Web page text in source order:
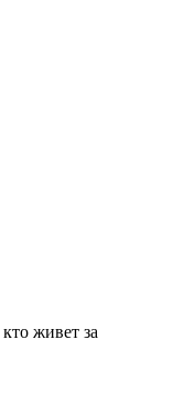
живет за